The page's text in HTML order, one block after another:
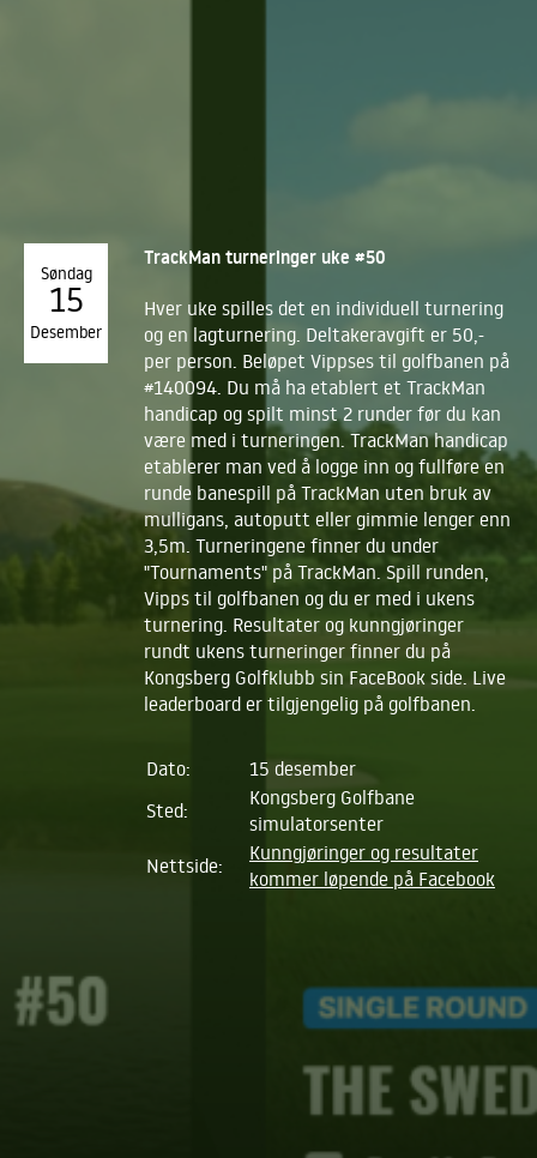
TrackMan turneringer uke #50
Hver uke spilles det en individuell turnering
og en lagturnering. Deltakeravgift er 50,-
per person. Beløpet Vippses til golfbanen på
#140094. Du må ha etablert et TrackMan
handicap og spilt minst 2 runder før du kan
være med i turneringen. TrackMan handicap
etablerer man ved å logge inn og fullføre en
runde banespill på TrackMan uten bruk av
mulligans, autoputt eller gimmie lenger enn
3,5m. Turneringene finner du under
"Tournaments" på TrackMan. Spill runden,
Vipps til golfbanen og du er med i ukens
turnering. Resultater og kunngjøringer
rundt ukens turneringer finner du på
Kongsberg Golfklubb sin FaceBook side. Live
leaderboard er tilgjengelig på golfbanen.
Dato:
15 desember
Sted:
Kongsberg Golfbane
simulatorsenter
Nettside:
Kunngjøringer og resultater
kommer løpende på Facebook
Søndag
15
Desember